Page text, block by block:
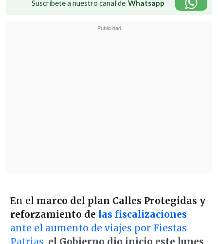
Suscríbete a nuestro canal de Whatsapp
En el marco del plan Calles Protegidas y
reforzamiento de las fiscalizaciones
ante el aumento de viajes por Fiestas
Patrias el Gobierno dio inicio este lunes